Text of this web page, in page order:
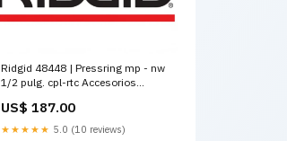
Ridgid 48448 | Pressring mp - nw
1/2 pulg. cpl-rtc Accesorios
US$ 187.00
★★★★★ 5.0 (10 reviews)